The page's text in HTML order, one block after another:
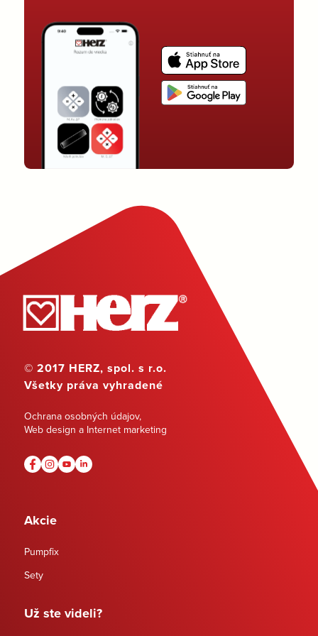
© 2017 HERZ, spol. s r.o.
Všetky práva vyhradené
Ochrana osobných údajov,
Web design a Internet marketing
Akcie
Pumpfix
Sety
Už ste videli?